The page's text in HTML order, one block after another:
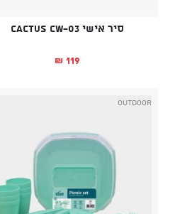
סיר אישי CACTUS CW-03
₪ 119
Outdoor